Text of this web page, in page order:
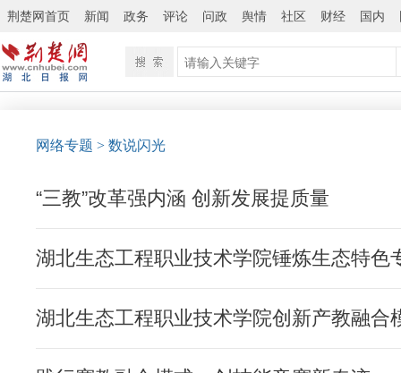
荆楚网首页 新闻 政务 评论 问政 舆情 社区 财经 国内
网络专题 > 数说闪光
“三教”改革强内涵 创新发展提质量
湖北生态工程职业技术学院锤炼生态特色
湖北生态工程职业技术学院创新产教融合